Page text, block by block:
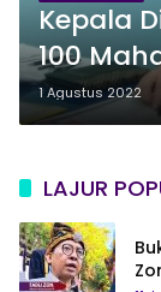
Kepala
100
1 Agustus 2022
LAJUR